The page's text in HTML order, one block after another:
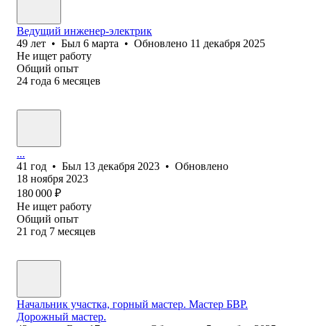
Ведущий инженер-электрик
49 лет • Был 6 марта • Обновлено 11 декабря 2025
Не ищет работу
Общий опыт
24 года 6 месяцев
...
41 год • Был 13 декабря 2023 • Обновлено
18 ноября 2023
180 000 ₽
Не ищет работу
Общий опыт
21 год 7 месяцев
Начальник участка, горный мастер. Мастер БВР.
Дорожный мастер.